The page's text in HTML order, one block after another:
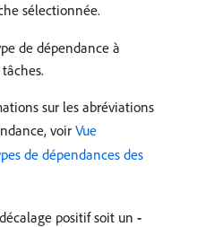
sélectionnée.
de dépendance à
sur les abréviations
voir Vue
de dépendances des
positif soit un -